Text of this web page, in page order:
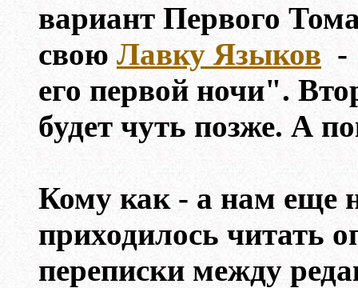
вариант Первого
свою Лавку Языков -
его первой ночи".
будет чуть позже. А
Кому как - а нам еще
приходилось читать
переписки между